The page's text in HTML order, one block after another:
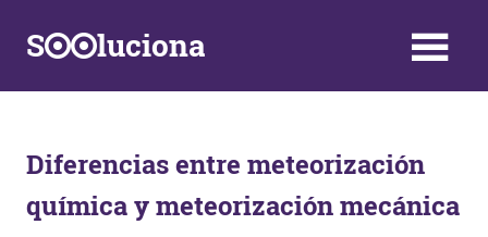
S luciona
y
Soluciones
a
problemas
Diferencias entre meteorización
química y meteorización mecánica